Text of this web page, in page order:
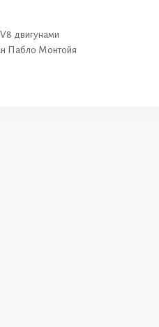
двигунами
Пабло Монтойя